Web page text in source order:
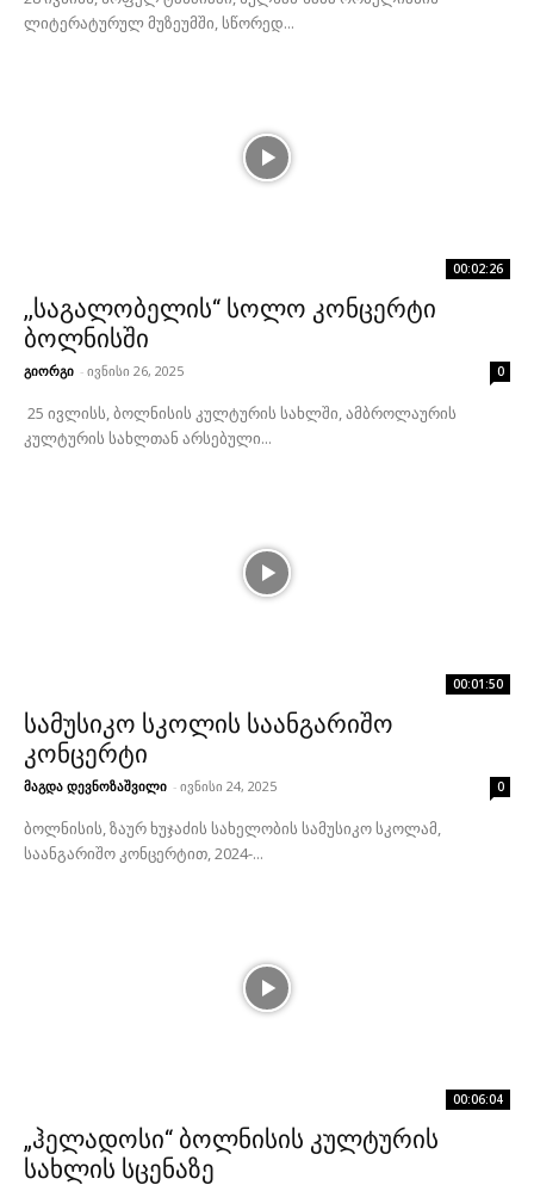
ლიტერატურულ მუზეუმში, სწორედ...
00:02:26
,,საგალობელის“ სოლო კონცერტი
ბოლნისში
გიორგი - ივნისი 26, 2025 0
25 ივლისს, ბოლნისის კულტურის სახლში, ამბროლაურის
კულტურის სახლთან არსებული...
00:01:50
სამუსიკო სკოლის საანგარიშო
კონცერტი
მაგდა დევნოზაშვილი - ივნისი 24, 2025 0
ბოლნისის, ზაურ ხუჯაძის სახელობის სამუსიკო სკოლამ,
საანგარიშო კონცერტით, 2024-...
00:06:04
„ჰელადოსი“ ბოლნისის კულტურის
სახლის სცენაზე